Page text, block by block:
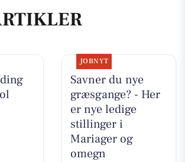
JOBNYT
Savner du nye
græsgange? - Her
er nye ledige
stillinger i
Mariager og
omegn